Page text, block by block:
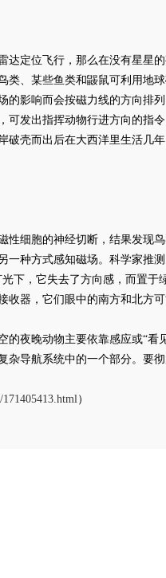
达定位飞行，那么在没有星星
类、某些鱼类和鼹鼠可利用地
的影响而会按磁力线的方向排
可发出指挥动物行进方向的指
破壳而出后在大西洋里生活几
性细胞的神经切断，结果发现
一种方式感知磁场。科学家推
下，它失去了方向感，而置
器，它们眼中的南方和北方可
的夜晚动物主要依靠感应或“看
杂导航系统中的一个部分。要
）